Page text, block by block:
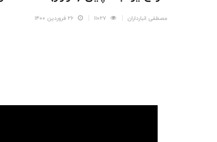
مصطفی انبارداران